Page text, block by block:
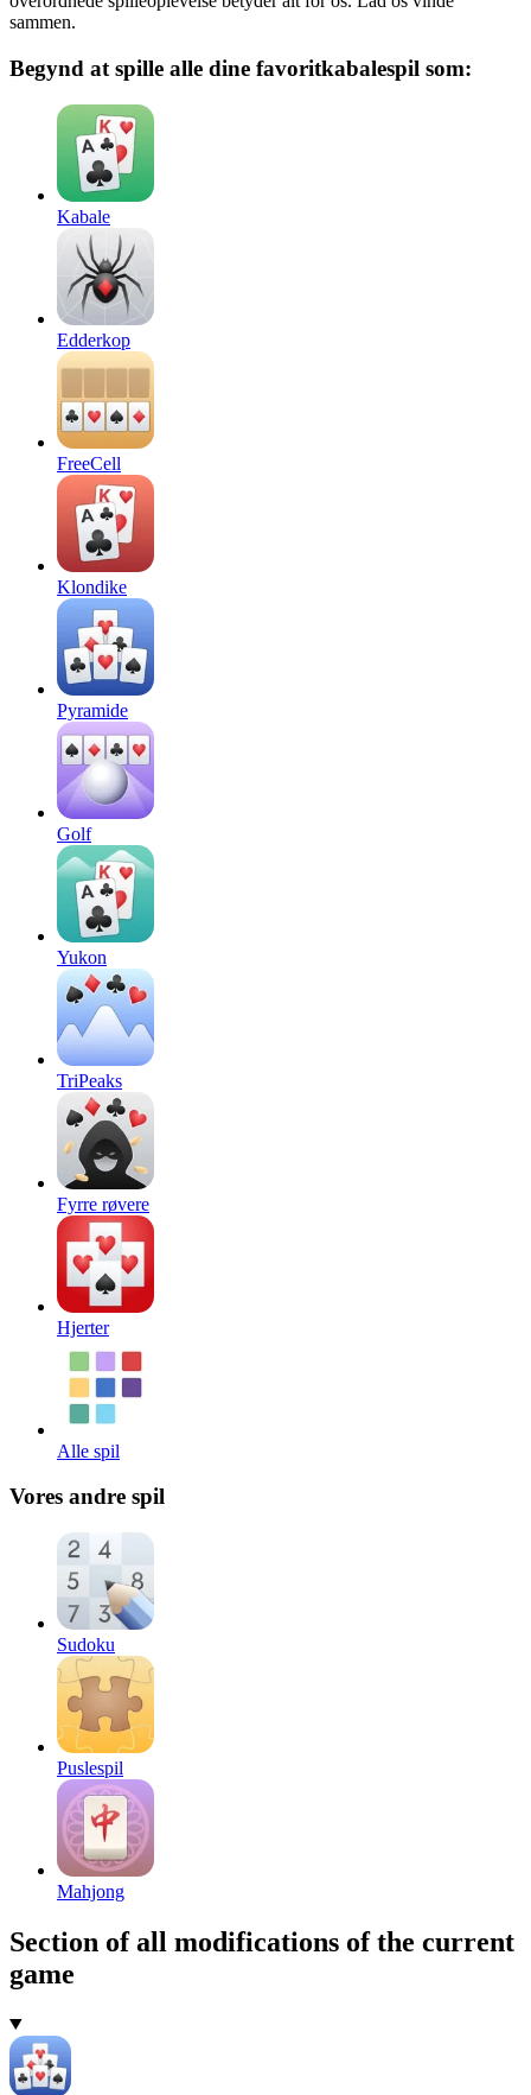
sammen.
Begynd at spille alle dine favoritkabalespil som:
Kabale
Edderkop
FreeCell
Klondike
Pyramide
Golf
Yukon
TriPeaks
Fyrre røvere
Hjerter
Alle spil
Vores andre spil
Sudoku
Puslespil
Mahjong
Section of all modifications of the current
game